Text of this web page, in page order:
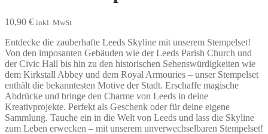
10,90 € inkl. MwSt
Entdecke die zauberhafte Leeds Skyline mit unserem Stempelset!
Von den imposanten Gebäuden wie der Leeds Parish Church und
der Civic Hall bis hin zu den historischen Sehenswürdigkeiten wie
dem Kirkstall Abbey und dem Royal Armouries – unser Stempelset
enthält die bekanntesten Motive der Stadt. Erschaffe magische
Abdrücke und bringe den Charme von Leeds in deine
Kreativprojekte. Perfekt als Geschenk oder für deine eigene
Sammlung. Tauche ein in die Welt von Leeds und lass die Skyline
zum Leben erwecken – mit unserem unverwechselbaren Stempelset!